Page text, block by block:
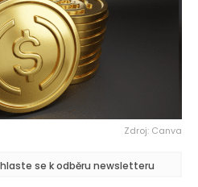
Zdroj: Canva
se k odběru newsletteru